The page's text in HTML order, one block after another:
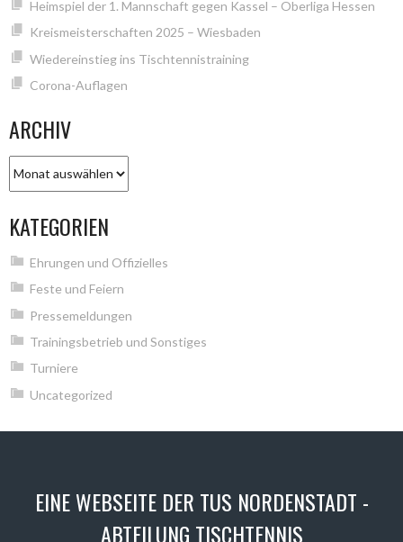
Heimspiel der 1. Mannschaft gegen Kassel – Oberliga Hessen
Kreismeisterschaften 2025 – Wiesbaden
Wiedereinstieg ins Tischtennistraining
Corona-Auflagen
ARCHIV
KATEGORIEN
Ehrungen und Offizielles
Feste und Feiern
Pressemeldungen
Trainingsbetrieb und Sonstiges
Turniere
Uncategorized
EINE WEBSEITE DER TUS NORDENSTADT -
ABTEILUNG TISCHTENNIS